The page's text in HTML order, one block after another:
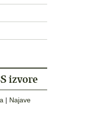
izvore
| Najave